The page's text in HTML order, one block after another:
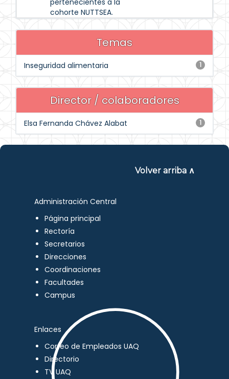
pertenecientes a la
cohorte NUTTSEA.
Temas
1
Inseguridad alimentaria
Director / colaboradores
1
Elsa Fernanda Chávez Alabat
Volver arriba ∧
Administración Central
Página principal
Rectoría
Secretarios
Direcciones
Coordinaciones
Facultades
Campus
Enlaces
Correo de Empleados UAQ
Directorio
TV UAQ